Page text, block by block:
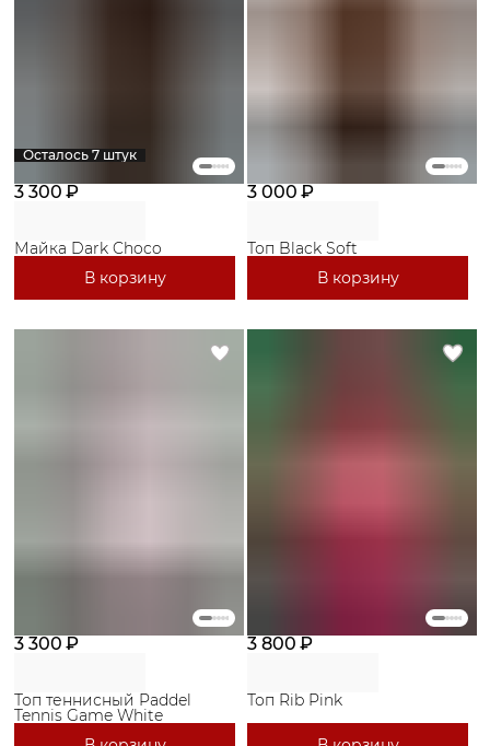
Осталось 7 штук
3 300 ₽
Майка Dark Choco
В корзину
3 000 ₽
Топ Black Soft
В корзину
3 300 ₽
Топ теннисный Paddel
Tennis Game White
3 800 ₽
Топ Rib Pink